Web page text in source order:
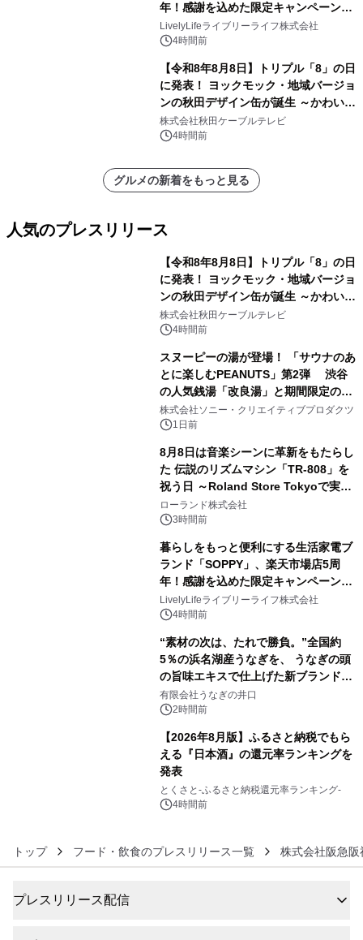
年！感謝を込めた限定キャンペーンを
8月10日より開催
LivelyLifeライブリーライフ株式会社
4時間前
【令和8年8月8日】トリプル「8」の日
に発表！ ヨックモック・地域バージョ
ンの秋田デザイン缶が誕生 ～かわいい
秋田犬の子犬と秋田の四季と名所を巡
るパッケージ～ 9月1日(火)秋田県内で
株式会社秋田ケーブルテレビ
4時間前
グルメの新着をもっと見る
人気のプレスリリース
【令和8年8月8日】トリプル「8」の日
に発表！ ヨックモック・地域バージョ
ンの秋田デザイン缶が誕生 ～かわいい
秋田犬の子犬と秋田の四季と名所を巡
るパッケージ～ 9月1日(火)秋田県内で
株式会社秋田ケーブルテレビ
4時間前
スヌーピーの湯が登場！ 「サウナのあ
とに楽しむPEANUTS」第2弾 渋谷
の人気銭湯「改良湯」と期間限定のコ
ラボレーション サウナイキタイコラ
ボグッズも発売決定！
株式会社ソニー・クリエイティブプロダクツ
1日前
8月8日は音楽シーンに革新をもたらし
た 伝説のリズムマシン「TR-808」を
祝う日 ～Roland Store Tokyoで実機
を展示しての 記念キャンペーンを開
催 英国ラジオ「NTS」の 特別プログ
ラムや、「TR-808」を愛する伝説的
アーティストを フィーチャーしたアニ
メーションを公開～
ローランド株式会社
3時間前
暮らしをもっと便利にする生活家電ブ
ランド「SOPPY」、楽天市場店5周
年！感謝を込めた限定キャンペーンを
8月10日より開催
LivelyLifeライブリーライフ株式会社
4時間前
“素材の次は、たれで勝負。”全国約
5％の浜名湖産うなぎを、 うなぎの頭
の旨味エキスで仕上げた新ブランド
「井口の誉」誕生
有限会社うなぎの井口
2時間前
【2026年8月版】ふるさと納税でもら
える『日本酒』の還元率ランキングを
発表
とくさと-ふるさと納税還元率ランキング-
4時間前
トップ フード・飲食のプレスリリース一覧 株式会社阪急阪
プレスリリース配信